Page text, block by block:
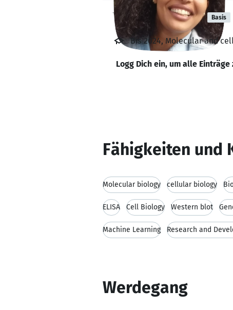
Yohana Berhe Basis
Bis 2024, Molecular and
Logg Dich ein, um alle Einträge
Fähigkeiten und
Molecular biology cellular biology
ELISA Cell Biology Western blot
Machine Learning Research and
Werdegang